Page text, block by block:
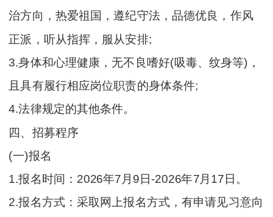
治方向，热爱祖国，遵纪守法，品德优良，作风
正派，听从指挥，服从安排;
3.身体和心理健康，无不良嗜好(吸毒、纹身等)，
且具有履行相应岗位职责的身体条件;
4.法律规定的其他条件。
四、招募程序
(一)报名
1.报名时间：2026年7月9日-2026年7月17日。
2.报名方式：采取网上报名方式，有申请见习意向